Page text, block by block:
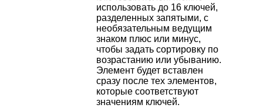
использовать до 16 ключей,
разделенных запятыми, с
необязательным ведущим
знаком плюс или минус,
чтобы задать сортировку по
возрастанию или убыванию.
Элемент будет вставлен
сразу после тех элементов,
которые соответствуют
значениям ключей.